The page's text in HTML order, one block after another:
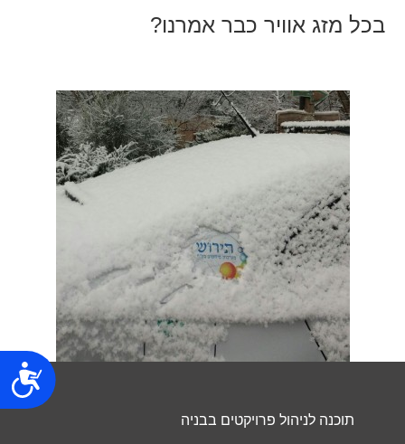
בכל מזג אוויר כבר אמרנו?
תוכנה לניהול פרויקטים בבניה